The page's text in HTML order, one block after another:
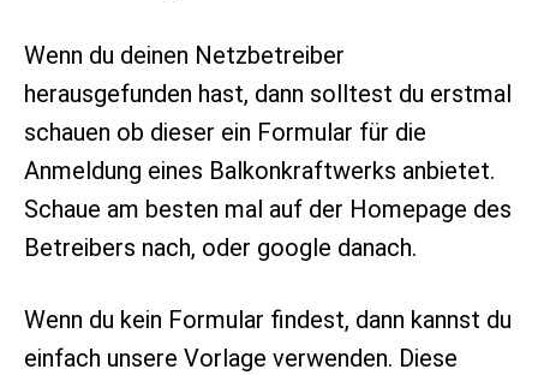
Wenn du deinen Netzbetreiber
herausgefunden hast, dann solltest du erstmal
schauen ob dieser ein Formular für die
Anmeldung eines Balkonkraftwerks anbietet.
Schaue am besten mal auf der Homepage des
Betreibers nach, oder google danach.
Wenn du kein Formular findest, dann kannst du
einfach unsere Vorlage verwenden. Diese